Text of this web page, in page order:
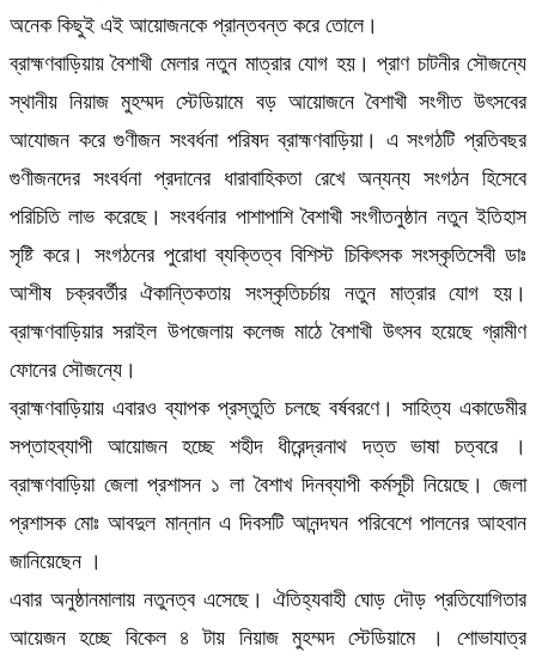
অনেক কিছুই এই আয়োজনকে প্রান্তবন্ত করে তোলে।
ব্রাহ্মণবাড়িয়ায় বৈশাখী মেলার নতুন মাত্রার যোগ হয়। প্রাণ চাটনীর সৌজন্যে
স্থানীয় নিয়াজ মুহম্মদ স্টেডিয়ামে বড় আয়োজনে বৈশাখী সংগীত উৎসবের
আযোজন করে গুণীজন সংবর্ধনা পরিষদ ব্রাহ্মণবাড়িয়া। এ সংগঠটি প্রতিবছর
গুণীজনদের সংবর্ধনা প্রদানের ধারাবাহিকতা রেখে অন্যন্য সংগঠন হিসেবে
পরিচিতি লাভ করেছে। সংবর্ধনার পাশাপাশি বৈশাখী সংগীতনুষ্ঠান নতুন ইতিহাস
সৃষ্টি করে। সংগঠনের পুরোধা ব্যক্তিত্ব বিশিস্ট চিকিৎসক সংস্কৃতিসেবী ডাঃ
আশীষ চক্রবর্তীর ঐকান্তিকতায় সংস্কৃতিচর্চায় নতুন মাত্রার যোগ হয়।
ব্রাহ্মণবাড়িয়ার সরাইল উপজেলায় কলেজ মাঠে বৈশাখী উৎসব হয়েছে গ্রামীণ
ফোনের সৌজন্যে।
ব্রাহ্মণবাড়িয়ায় এবারও ব্যাপক প্রস্তুতি চলছে বর্ষবরণে। সাহিত্য একাডেমীর
সপ্তাহব্যাপী আয়োজন হচ্ছে শহীদ ধীরেন্দ্রনাথ দত্ত ভাষা চত্বরে ।
ব্রাহ্মণবাড়িয়া জেলা প্রশাসন ১ লা বৈশাখ দিনব্যাপী কর্মসূচী নিয়েছে। জেলা
প্রশাসক মোঃ আবদুল মান্নান এ দিবসটি আনন্দঘন পরিবেশে পালনের আহবান
জানিয়েছেন ।
এবার অনুষ্ঠানমালায় নতুনত্ব এসেছে। ঐতিহ্যবাহী ঘোড় দৌড় প্রতিযোগিতার
আয়েজন হচ্ছে বিকেল ৪ টায় নিয়াজ মুহম্মদ স্টেডিয়ামে । শোভাযাত্র